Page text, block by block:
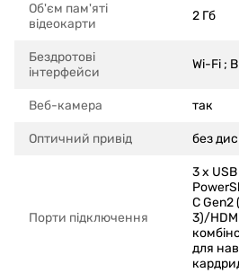
Об'єм пам'яті
відеокарти
2 Гб
Бездротові
інтерфейси
Wi-Fi ;
Веб-камера так
Оптичний привід без
Порти підключення
3 x
C
3)/
для